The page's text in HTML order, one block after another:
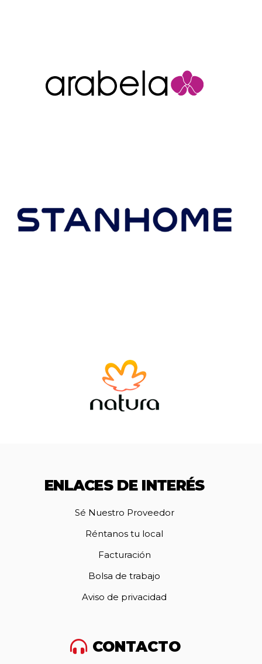
ENLACES DE INTERÉS
Sé Nuestro Proveedor
Réntanos tu local
Facturación
Bolsa de trabajo
Aviso de privacidad
CONTACTO